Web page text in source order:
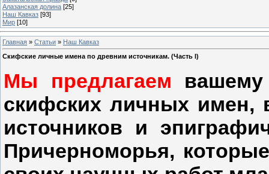
Алазанская долина [25]
Наш Кавказ [93]
Мир [10]
Главная » Статьи » Наш Кавказ
Скифские личные имена по древним источникам. (Часть I)
Мы предлагаем вашему
скифских личных имен,
источников и
Причерноморья,